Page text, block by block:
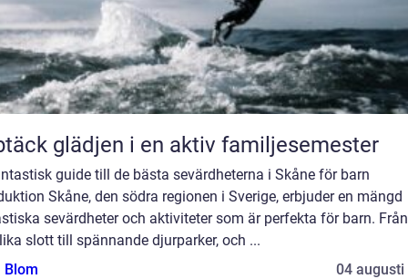
glädjen i en aktiv familjesemester
guide till de bästa sevärdheterna i Skåne för barn
Skåne, den södra regionen i Sverige, erbjuder en mängd
sevärdheter och aktiviteter som är perfekta för barn. Från
slott till spännande djurparker, och ...
Blom
04 augusti